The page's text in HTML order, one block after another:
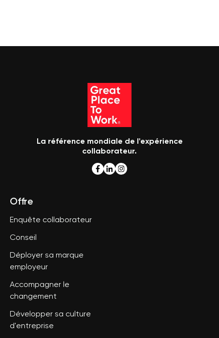
La référence mondiale de l'expérience
collaborateur.
Offre
Enquête collaborateur
Conseil
Déployer sa marque
employeur
Accompagner le
changement
Développer sa culture
d'entreprise